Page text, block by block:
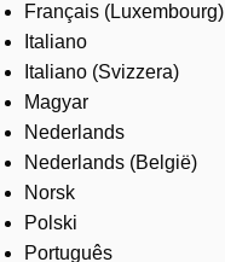
Français (Luxembourg)
Italiano
Italiano (Svizzera)
Magyar
Nederlands
Nederlands (België)
Norsk
Polski
Português